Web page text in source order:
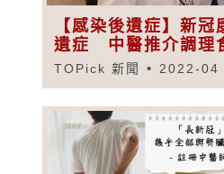
【感染後遺症】新
遺症 中醫推介調理
TOPick 新聞 2022-04